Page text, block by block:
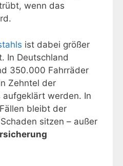
wenn das
ist dabei größer
In Deutschland
350.000 Fahrräder
Zehntel der
werden. In
bleibt der
sitzen – außer